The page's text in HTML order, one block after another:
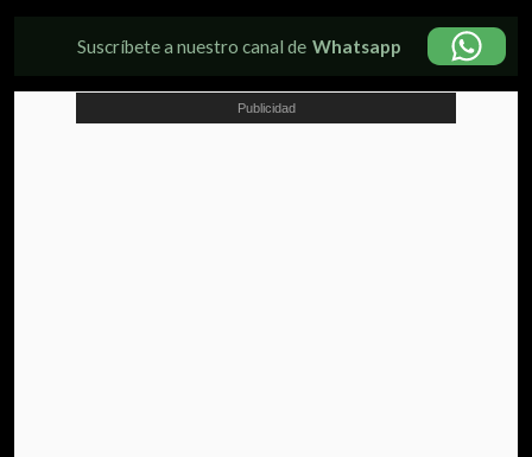
Suscríbete a nuestro canal de Whatsapp